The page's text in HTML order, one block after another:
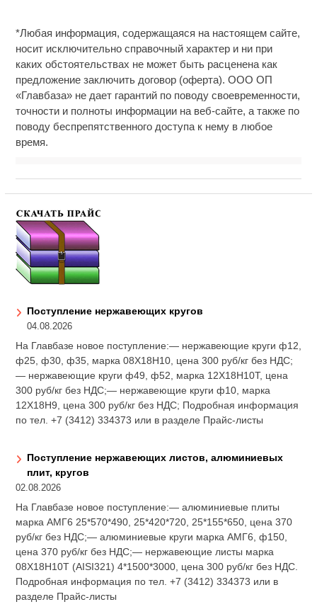
*Любая информация, содержащаяся на настоящем сайте,
носит исключительно справочный характер и ни при
каких обстоятельствах не может быть расценена как
предложение заключить договор (оферта). ООО ОП
«Главбаза» не дает гарантий по поводу своевременности,
точности и полноты информации на веб-сайте, а также по
поводу беспрепятственного доступа к нему в любое
время.
Поступление нержавеющих кругов
04.08.2026
На Главбазе новое поступление:— нержавеющие круги ф12,
ф25, ф30, ф35, марка 08Х18Н10, цена 300 руб/кг без НДС;
— нержавеющие круги ф49, ф52, марка 12Х18Н10Т, цена
300 руб/кг без НДС;— нержавеющие круги ф10, марка
12Х18Н9, цена 300 руб/кг без НДС; Подробная информация
по тел. +7 (3412) 334373 или в разделе Прайс-листы
Поступление нержавеющих листов, алюминиевых
плит, кругов
02.08.2026
На Главбазе новое поступление:— алюминиевые плиты
марка АМГ6 25*570*490, 25*420*720, 25*155*650, цена 370
руб/кг без НДС;— алюминиевые круги марка АМГ6, ф150,
цена 370 руб/кг без НДС;— нержавеющие листы марка
08Х18Н10Т (AISI321) 4*1500*3000, цена 300 руб/кг без НДС.
Подробная информация по тел. +7 (3412) 334373 или в
разделе Прайс-листы